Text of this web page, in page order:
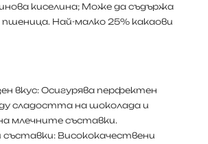
киселина; Може да съдържа
Най-малко 25% какаови
вкус: Осигурява перфектен
сладостта на шоколада и
млечните съставки.
съставки: Висококачествени